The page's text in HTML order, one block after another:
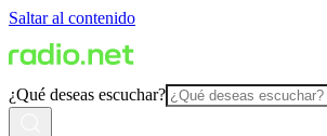
Saltar al contenido
¿Qué deseas escuchar?